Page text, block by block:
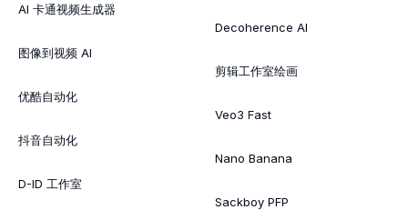
AI 卡通视频生成器
图像到视频 AI
优酷自动化
抖音自动化
D-ID 工作室
Decoherence AI
剪辑工作室绘画
Veo3 Fast
Nano Banana
Sackboy PFP